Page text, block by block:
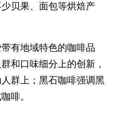
贝果、面包等烘焙产
有地域特色的咖啡品
和口味细分上的创新，
群上；黑石咖啡强调黑
啡。